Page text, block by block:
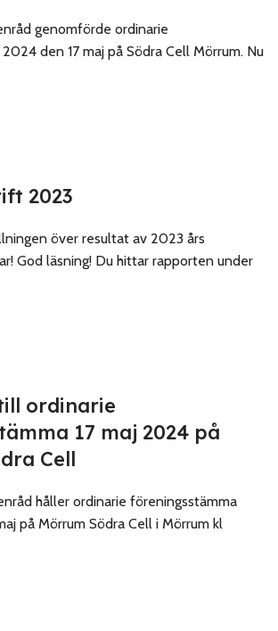
genomförde ordinarie
den 17 maj på Södra Cell Mörrum. Nu
2023
över resultat av 2023 års
God läsning! Du hittar rapporten under
ordinarie
17 maj 2024 på
Cell
håller ordinarie föreningsstämma
på Mörrum Södra Cell i Mörrum kl